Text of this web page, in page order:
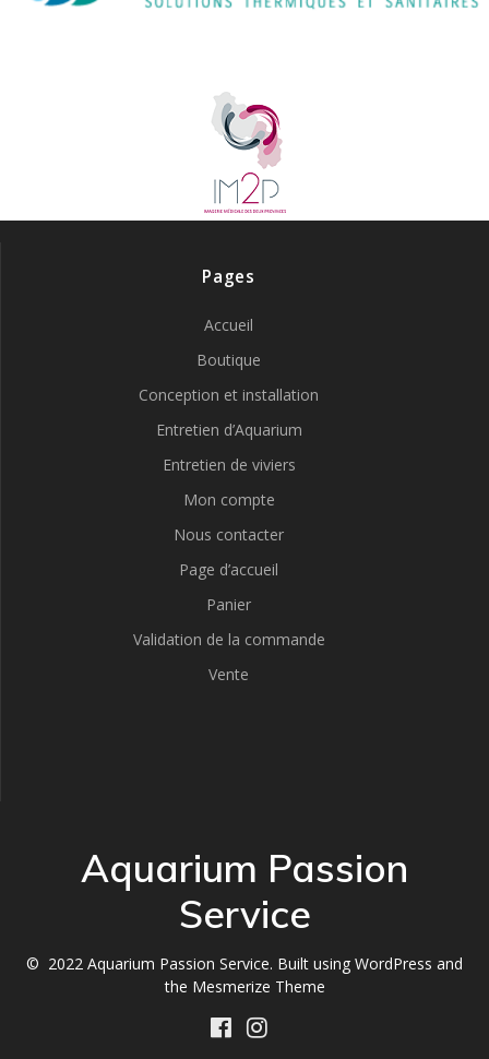
Pages
Accueil
Boutique
Conception et installation
Entretien d’Aquarium
Entretien de viviers
Mon compte
Nous contacter
Page d’accueil
Panier
Validation de la commande
Vente
Aquarium Passion
Service
© 2022 Aquarium Passion Service. Built using WordPress and
the Mesmerize Theme